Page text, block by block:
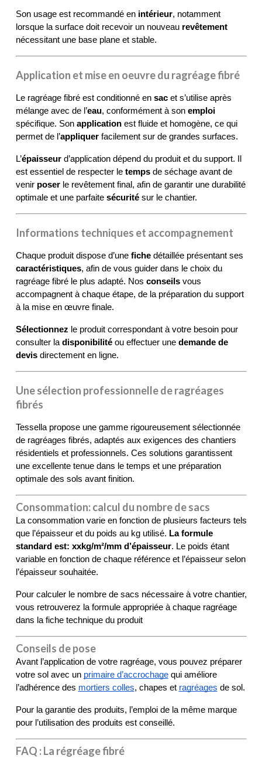
Son usage est recommandé en intérieur, notamment
lorsque la surface doit recevoir un nouveau revêtement
nécessitant une base plane et stable.
Application et mise en oeuvre du ragréage fibré
Le ragréage fibré est conditionné en sac et s’utilise après
mélange avec de l’eau, conformément à son emploi
spécifique. Son application est fluide et homogène, ce qui
permet de l’appliquer facilement sur de grandes surfaces.
L’épaisseur d’application dépend du produit et du support. Il
est essentiel de respecter le temps de séchage avant de
venir poser le revêtement final, afin de garantir une durabilité
optimale et une parfaite sécurité sur le chantier.
Informations techniques et accompagnement
Chaque produit dispose d’une fiche
caractéristiques, afin de vous guider dans le choix du
ragréage fibré le plus adapté. Nos conseils vous
accompagnent à chaque étape, de la préparation du support
à la mise en œuvre finale.
Sélectionnez le produit correspondant à votre besoin pour
consulter la disponibilité ou effectuer une demande de
devis directement en ligne.
Une sélection professionnelle de ragréages
fibrés
Tessella propose une gamme rigoureusement sélectionnée
de ragréages fibrés, adaptés aux exigences des chantiers
résidentiels et professionnels. Ces solutions garantissent
une excellente tenue dans le temps et une préparation
optimale des sols avant finition.
Consommation: calcul du nombre de sacs
La consommation varie en fonction de plusieurs facteurs tels
que l’épaisseur et du poids au kg utilisé. La formule
standard est: xxkg/m²/mm d’épaisseur. Le poids étant
variable en fonction de chaque référence et l’épaisseur selon
l’épaisseur souhaitée.
Pour calculer le nombre de sacs nécessaire à votre chantier,
vous retrouverez la formule appropriée à chaque ragréage
dans la fiche technique du produit
Conseils de pose
Avant l’application de votre ragréage, vous pouvez préparer
votre sol avec un primaire d’accrochage qui améliore
l’adhérence des mortiers colles, chapes et ragréages de sol.
Pour la garantie des produits, l’emploi de la même marque
pour l’utilisation des produits est conseillé.
FAQ : La régréage fibré